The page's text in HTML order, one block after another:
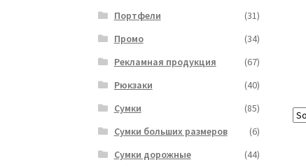
Портфели
(31)
Промо
(34)
Рекламная продукция
(67)
Рюкзаки
(40)
Сумки
(85)
Сумки больших размеров
(6)
Сумки дорожные
(44)